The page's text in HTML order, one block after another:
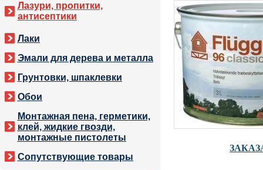
Лазури, пропитки,
антисептики
Лаки
Эмали для дерева и металла
Грунтовки, шпаклевки
Обои
Монтажная пена, герметики,
клей, жидкие гвозди,
монтажные пистолеты
Сопутствующие товары